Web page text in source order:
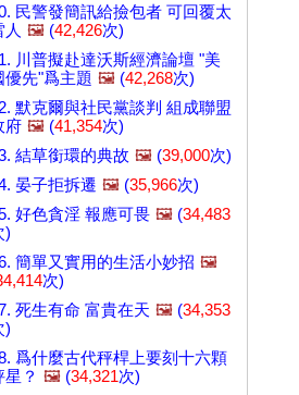
民警發簡訊給撿包者 可回覆太
人 🖼️ (42,426次)
川普擬赴達沃斯經濟論壇 "美
優先"爲主題 🖼️ (42,268次)
默克爾與社民黨談判 組成聯盟
府 🖼️ (41,354次)
結草銜環的典故 🖼️ (39,000次)
晏子拒拆遷 🖼️ (35,966次)
好色貪淫 報應可畏 🖼️ (34,483
)
簡單又實用的生活小妙招 🖼️
次)
死生有命 富貴在天 🖼️ (34,353
)
爲什麼古代秤桿上要刻十六顆
星？ 🖼️ (34,321次)